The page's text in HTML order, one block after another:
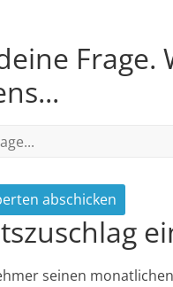
abschicken
seinen